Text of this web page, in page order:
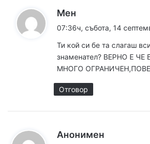
Мен
а
:
07:36ч, събота, 14
Ти кой си бе та слагаш
знаменател? ВЕРНО Е
МНОГО
Отговор
Анонимен